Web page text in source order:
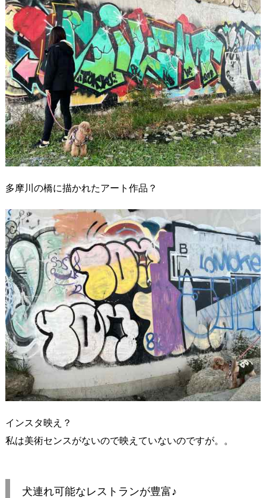
多摩川の橋に描かれたアート作品？
インスタ映え？
私は美術センスがないので映えていないのですが。。
犬連れ可能なレストランが豊富♪